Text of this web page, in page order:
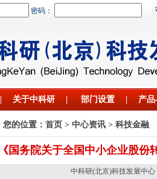
密码：
关于中科研 部门设置 产
您的位置： 首页 > 中心资讯 > 科技金融
国务院关于全国中小企业股
中科研(北京)科技发展中心